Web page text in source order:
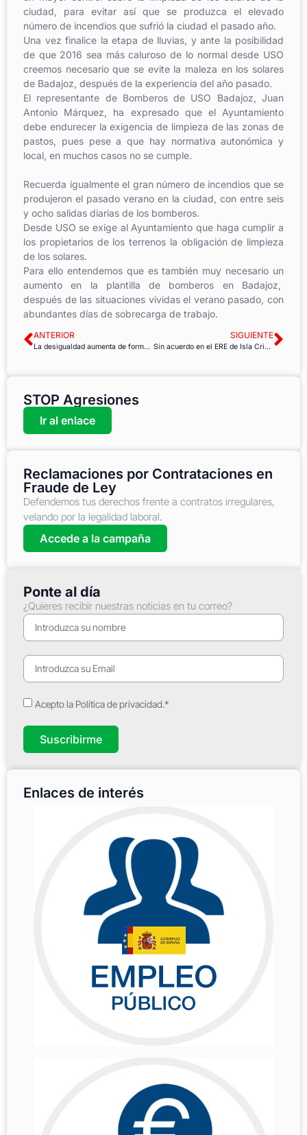
ciudad, para evitar así que se produzca el elevado
número de incendios que sufrió la ciudad el pasado año.
Una vez finalice la etapa de lluvias, y ante la posibilidad
de que 2016 sea más caluroso de lo normal desde USO
creemos necesario que se evite la maleza en los solares
de Badajoz, después de la experiencia del año pasado.
El representante de Bomberos de USO Badajoz, Juan
Antonio Márquez, ha expresado que el Ayuntamiento
debe endurecer la exigencia de limpieza de las zonas de
pastos, pues pese a que hay normativa autonómica y
local, en muchos casos no se cumple.
Recuerda igualmente el gran número de incendios que se
produjeron el pasado verano en la ciudad, con entre seis
y ocho salidas diarias de los bomberos.
Desde USO se exige al Ayuntamiento que haga cumplir a
los propietarios de los terrenos la obligación de limpieza
de los solares.
Para ello entendemos que es también muy necesario un
aumento en la plantilla de bomberos en Badajoz,
después de las situaciones vividas el verano pasado, con
abundantes días de sobrecarga de trabajo.
ANTERIOR
La desigualdad aumenta de forma escandalosa también en España
SIGUIENTE
Sin acuerdo en el ERE de Isla Cristina
STOP Agresiones
Ir al enlace
Reclamaciones por Contrataciones en
Fraude de Ley
Defendemos tus derechos frente a contratos irregulares,
velando por la legalidad laboral.
Accede a la campaña
Ponte al día
¿Quieres recibir nuestras noticias en tu correo?
Acepto la Política de privacidad.*
Suscribirme
Enlaces de interés